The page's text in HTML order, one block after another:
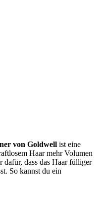
von Goldwell ist eine
Haar mehr Volumen
dafür, dass das Haar fülliger
So kannst du ein